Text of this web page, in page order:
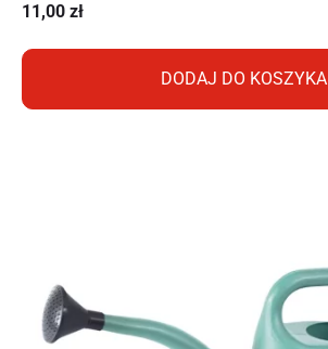
11,00 zł
DODAJ DO KOSZYKA